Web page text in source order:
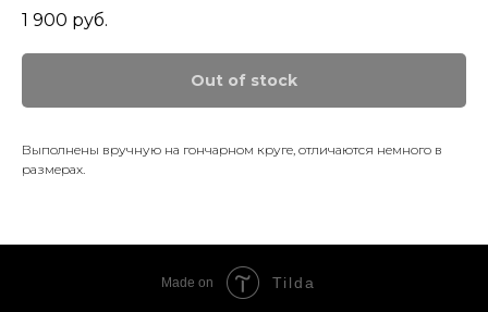
1 900 руб.
Out of stock
Выполнены вручную на гончарном круге, отличаются немного в
размерах.
Made on Tilda